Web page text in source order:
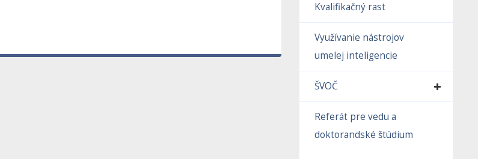
Kvalifikačný rast
Využívanie nástrojov
umelej inteligencie
ŠVOČ
Referát pre vedu a
doktorandské štúdium